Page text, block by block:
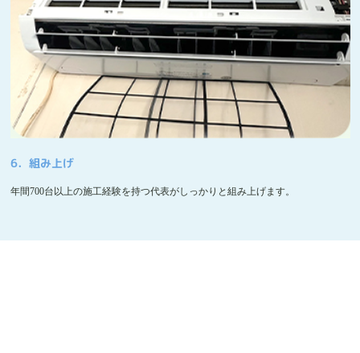
6．組み上げ
年間700台以上の施工経験を持つ代表がしっかりと組み上げます。